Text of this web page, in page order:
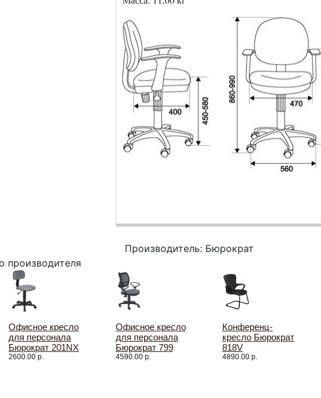
Производитель: Бюрократ
производителя
Офисное кресло
для персонала
Бюрократ 201NX
2600.00 р.
Офисное кресло
для персонала
Бюрократ 799
4590.00 р.
Конференц-
кресло Бюрократ
818V
4890.00 р.